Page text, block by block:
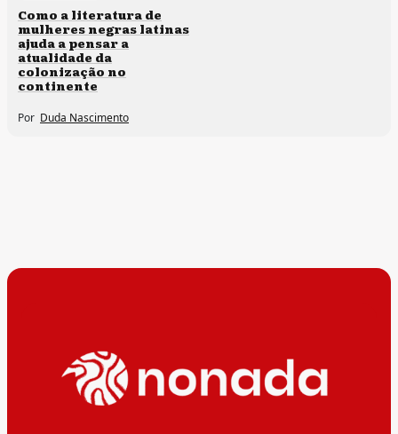
Direitos humanos
Como a literatura de
mulheres negras latinas
ajuda a pensar a
atualidade da
colonização no
continente
Por Duda Nascimento